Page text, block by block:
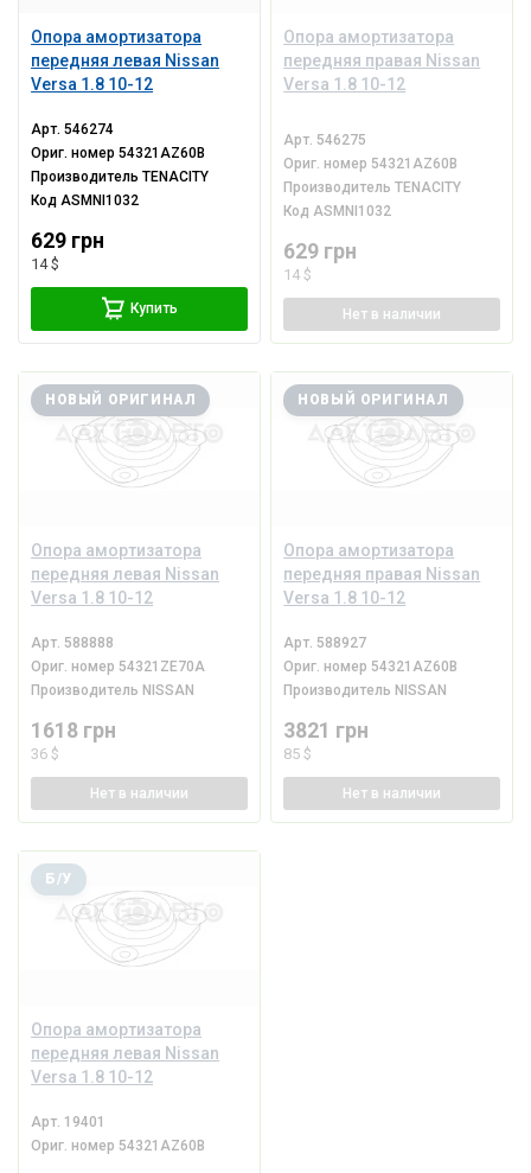
Опора амортизатора
передняя левая Nissan
Versa 1.8 10-12
Арт.546274
Ориг. номер54321AZ60B
ПроизводительTENACITY
КодASMNI1032
629 грн
14 $
Купить
Опора амортизатора
передняя правая Nissan
Versa 1.8 10-12
Арт. 546275
Ориг. номер 54321AZ60B
ПроизводительTENACITY
Код ASMNI1032
629 грн
14 $
Нет в наличии
Опора амортизатора
передняя левая Nissan
Versa 1.8 10-12
НОВЫЙ ОРИГИНАЛ
Арт. 588888
Ориг. номер 54321ZE70A
Производитель NISSAN
1618 грн
36 $
Нет в наличии
Опора амортизатора
передняя правая Nissan
Versa 1.8 10-12
НОВЫЙ ОРИГИНАЛ
Арт. 588927
Ориг. номер 54321AZ60B
Производитель NISSAN
3821 грн
85 $
Нет в наличии
Опора амортизатора
передняя левая Nissan
Versa 1.8 10-12
Б/У
Арт. 19401
Ориг. номер 54321AZ60B